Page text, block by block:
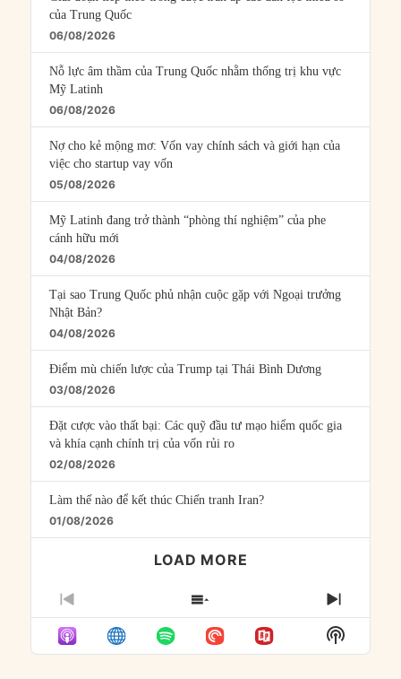
của Trung Quốc
06/08/2026
Nỗ lực âm thầm của Trung Quốc nhằm thống trị khu vực
Mỹ Latinh
06/08/2026
Nợ cho kẻ mộng mơ: Vốn vay chính sách và giới hạn của
việc cho startup vay vốn
05/08/2026
Mỹ Latinh đang trở thành “phòng thí nghiệm” của phe
cánh hữu mới
04/08/2026
Tại sao Trung Quốc phủ nhận cuộc gặp với Ngoại trưởng
Nhật Bản?
04/08/2026
Điểm mù chiến lược của Trump tại Thái Bình Dương
03/08/2026
Đặt cược vào thất bại: Các quỹ đầu tư mạo hiểm quốc gia
và khía cạnh chính trị của vốn rủi ro
02/08/2026
Làm thế nào để kết thúc Chiến tranh Iran?
01/08/2026
LOAD MORE
PREVIOUS
EPISODE
SHOW
EPISODES
LIST
NEXT
Show
Podcast